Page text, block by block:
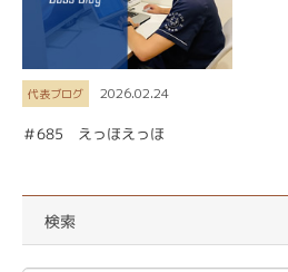
代表ブログ 2026.02.24
＃685 えっほえっほ
検索